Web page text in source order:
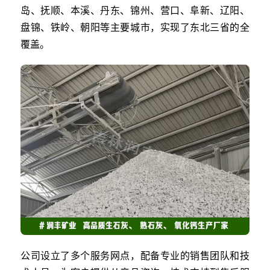
岛、抚顺、本溪、丹东、锦州、营口、阜新、辽阳、
盘锦、铁岭、朝阳等主要城市，实现了东北三省的全
覆盖。
公司设立了多个服务网点，配备专业的销售团队和技